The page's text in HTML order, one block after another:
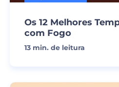
Os 12 Melhores
com Fogo
13 min. de leitura